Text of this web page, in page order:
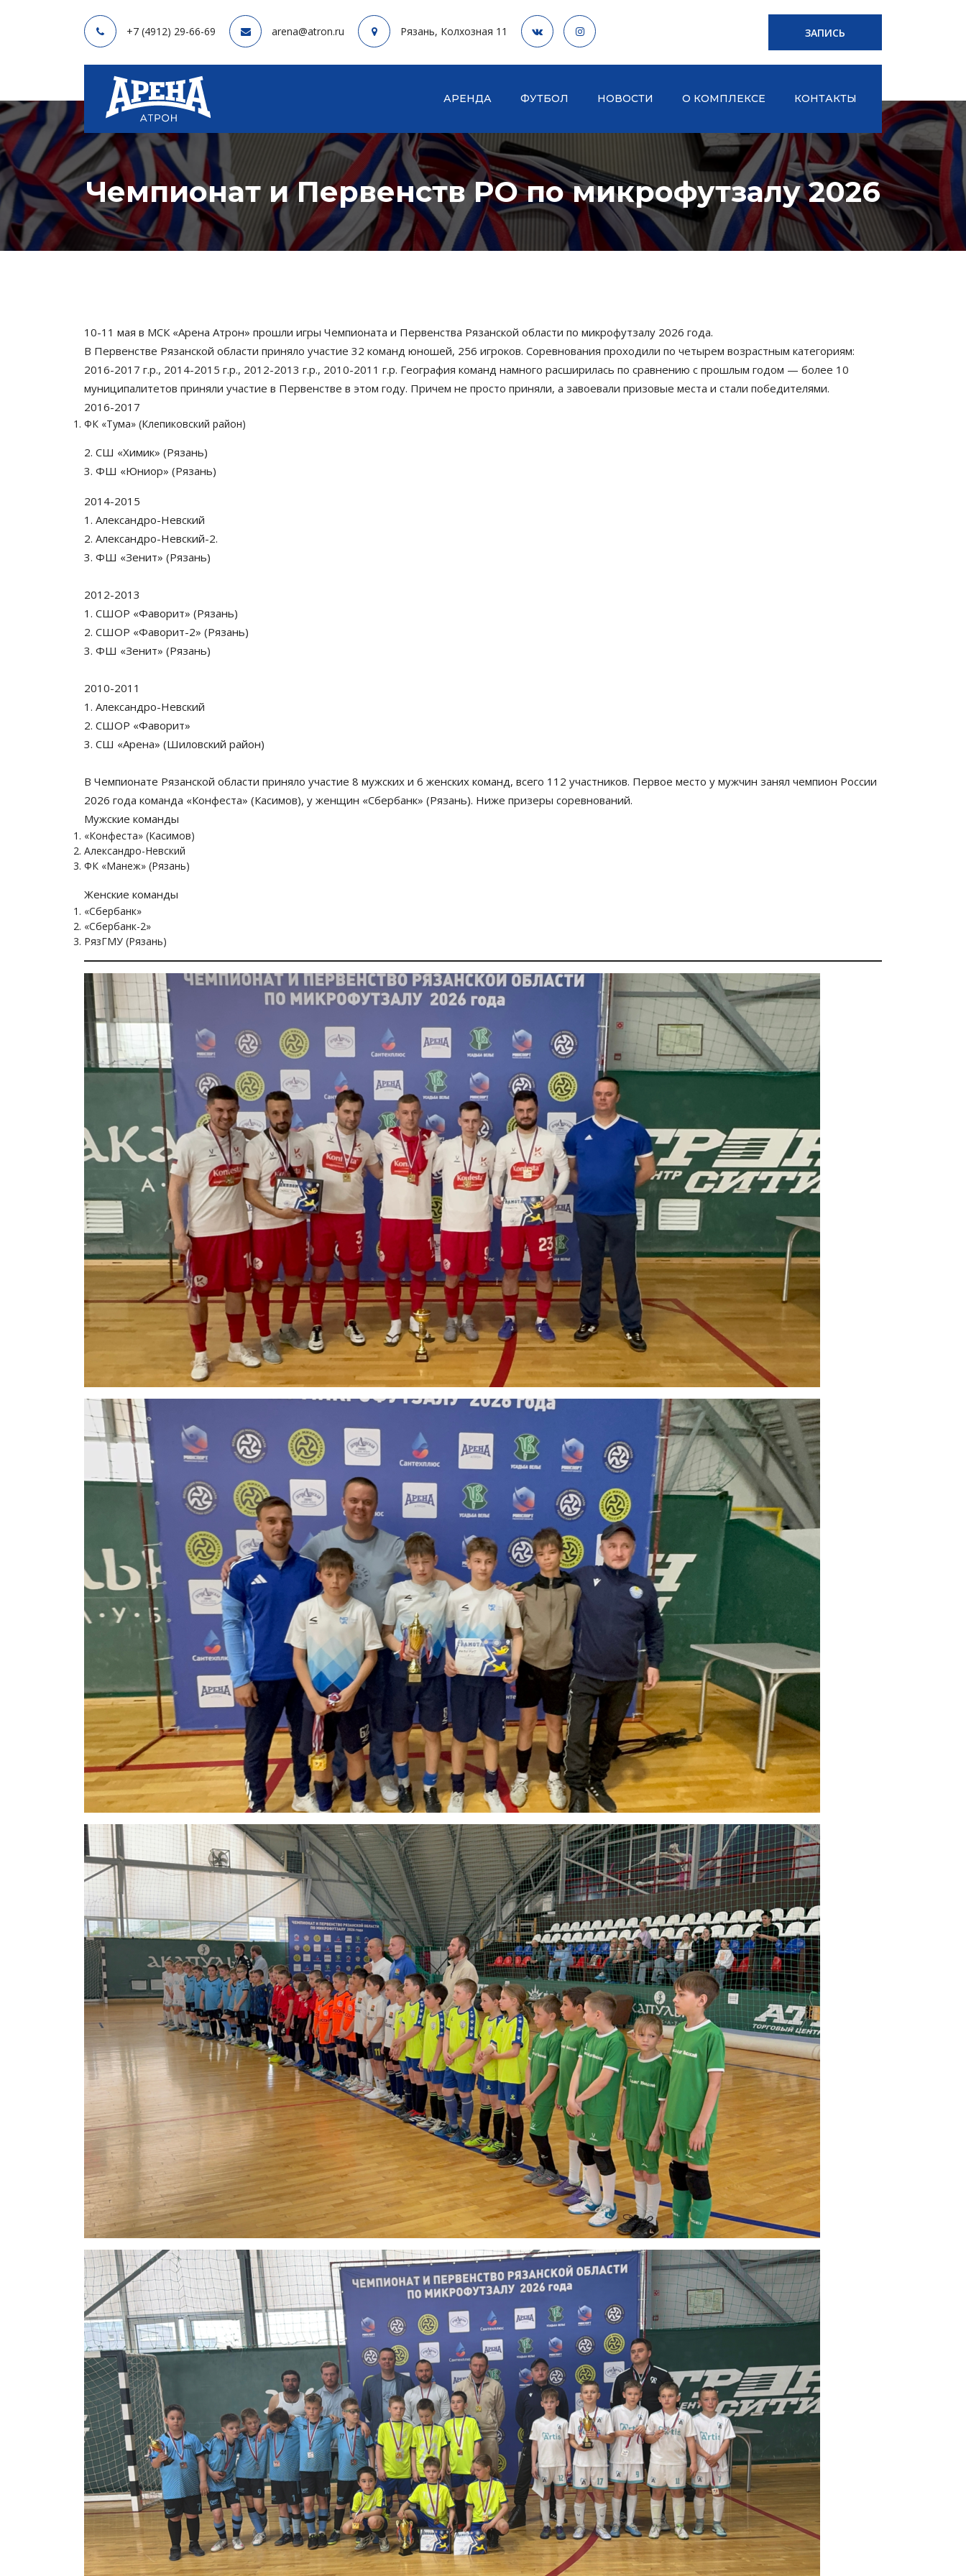
+7 (4912) 29-66-69 arena@atron.ru Рязань, Колхозная 11 ЗАПИСЬ
АРЕНДА ФУТБОЛ НОВОСТИ О КОМПЛЕКСЕ КОНТАКТЫ
Чемпионат и Первенств РО по микрофутзалу 2026
10-11 мая в МСК «Арена Атрон» прошли игры Чемпионата и Первенства Рязанской области по микрофутзалу 2026 года.
В Первенстве Рязанской области приняло участие 32 команд юношей, 256 игроков. Соревнования проходили по четырем возрастным категориям:
2016-2017 г.р., 2014-2015 г.р., 2012-2013 г.р., 2010-2011 г.р. География команд намного расширилась по сравнению с прошлым годом — более 10
муниципалитетов приняли участие в Первенстве в этом году. Причем не просто приняли, а завоевали призовые места и стали победителями.
2016-2017
ФК «Тума» (Клепиковский район)
2. СШ «Химик» (Рязань)
3. ФШ «Юниор» (Рязань)
2014-2015
1. Александро-Невский
2. Александро-Невский-2.
3. ФШ «Зенит» (Рязань)
2012-2013
1. СШОР «Фаворит» (Рязань)
2. СШОР «Фаворит-2» (Рязань)
3. ФШ «Зенит» (Рязань)
2010-2011
1. Александро-Невский
2. СШОР «Фаворит»
3. СШ «Арена» (Шиловский район)
В Чемпионате Рязанской области приняло участие 8 мужских и 6 женских команд, всего 112 участников. Первое место у мужчин занял чемпион России
2026 года команда «Конфеста» (Касимов), у женщин «Сбербанк» (Рязань). Ниже призеры соревнований.
Мужские команды
«Конфеста» (Касимов)
Александро-Невский
ФК «Манеж» (Рязань)
Женские команды
«Сбербанк»
«Сбербанк-2»
РязГМУ (Рязань)